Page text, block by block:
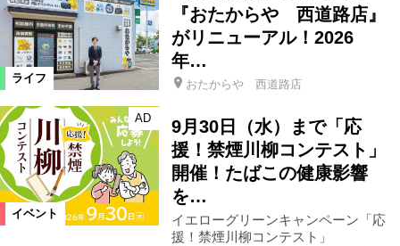
ライフ
『おたからや 西道路店』
がリニューアル！2026
年…
おたからや 西道路店
イベント
AD
9月30日（水）まで「応
援！禁煙川柳コンテスト」
開催！たばこの健康影響
を…
イエローグリーンキャンペーン「応
援！禁煙川柳コンテスト」